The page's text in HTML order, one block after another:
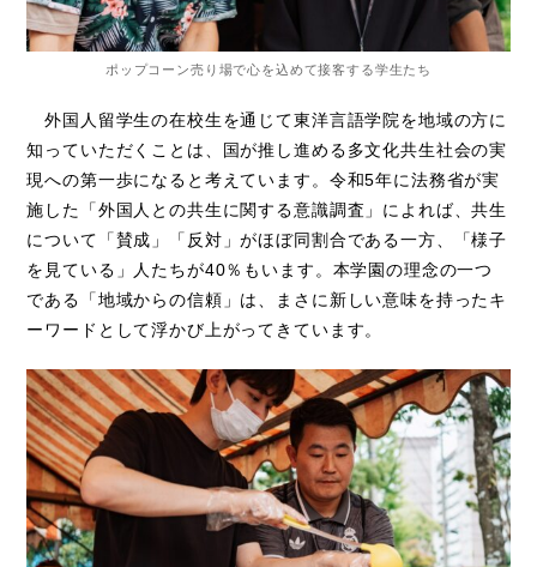
ポップコーン売り場で心を込めて接客する学生たち
外国人留学生の在校生を通じて東洋言語学院を地域の方に
知っていただくことは、国が推し進める多文化共生社会の実
現への第一歩になると考えています。令和5年に法務省が実
施した「外国人との共生に関する意識調査」によれば、共生
について「賛成」「反対」がほぼ同割合である一方、「様子
を見ている」人たちが40％もいます。本学園の理念の一つ
である「地域からの信頼」は、まさに新しい意味を持ったキ
ーワードとして浮かび上がってきています。